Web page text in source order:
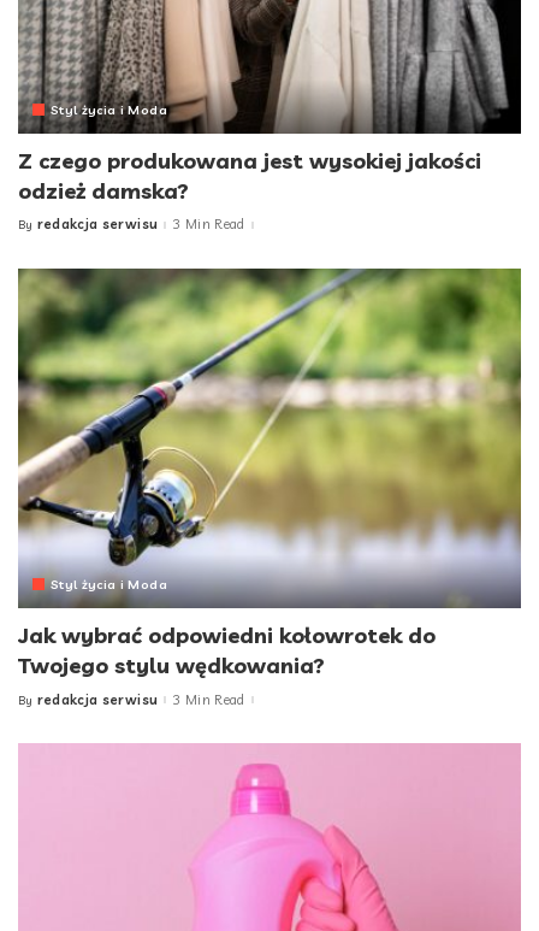
Styl życia i Moda
Z czego produkowana jest wysokiej jakości
odzież damska?
Posted
By redakcja serwisu 3 Min Read
Styl życia i Moda
Jak wybrać odpowiedni kołowrotek do
Twojego stylu wędkowania?
Posted
By redakcja serwisu 3 Min Read